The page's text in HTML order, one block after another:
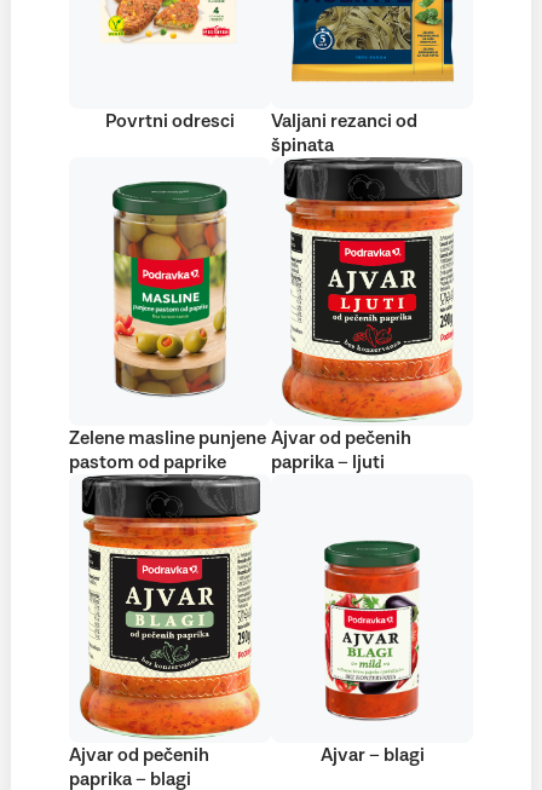
Povrtni odresci
Valjani rezanci od
špinata
Zelene masline punjene
pastom od paprike
Ajvar od pečenih
paprika – ljuti
Ajvar od pečenih
paprika – blagi
Ajvar – blagi